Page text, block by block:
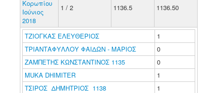
Κορωπίου
Ιούνιος
2018
1 / 2 1136.5 1136.50
ΤΖΙΟΓΚΑΣ ΕΛΕΥΘΕΡΙΟΣ
1
ΤΡΙΑΝΤΑΦΥΛΛΟΥ ΦΑΙΔΩΝ - ΜΑΡΙΟΣ
0
ΖΑΜΠΕΤΗΣ ΚΩΝΣΤΑΝΤΙΝΟΣ 1135
0
MUKA DHIMITER
1
ΤΣΙΡΟΣ ΔΗΜΗΤΡΙΟΣ 1138
1